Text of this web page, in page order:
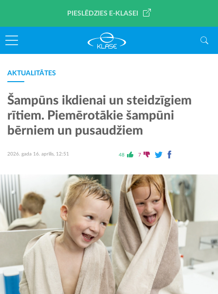
PIESLĒDZIES E-KLASEI
AKTUALITĀTES
Šampūns ikdienai un steidzīgiem
rītiem. Piemērotākie šampūni
bērniem un pusaudžiem
2026. gada 16. aprīlis, 12:51 48 7